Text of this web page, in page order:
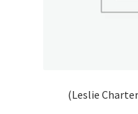
(Leslie